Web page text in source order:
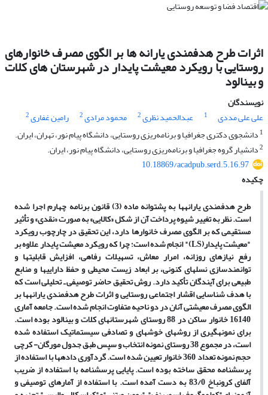
اثرات طرح هدفمندی یارانه ها بر الگوی مصرف خانوارهای
روستایی با رویکرد معیشت پایدار در شهرستان های کلات
و بینالود
نویسندگان
علی علی مددی
1 عبدالحمید نظری2 محمود مرادی2 رامین غفاری2
1 دانشجوی دکتری جغرافیا و برنامه‌ریزی روستایی، دانشگاه پیام نور، تهران، ایران.
2دانشیار گروه جغرافیا و برنامه‌ریزی روستایی، دانشگاه پیام نور، ایران.
10.18869/acadpub.serd.5.16.97
چکیده
طرح هدفمندی یارانه­ها به پشتوانه ماده (3) قانون برنامه چهارم اجرا شده
است. نظر به تغییر شیوه پرداخت آن از شکل «کالایی» به صورت «نقدی» و تأثیر
مستقیمی که بر الگوی مصرف خانوارها دارد، این تحقیق در چارچوب رویکرد
"معیشت پایدار(LS)" انجام شده است؛ چرا که رویکرد معیشت پایدار علاوه بر
رفع نیازهای روزانه، امرار معاش، تسهیلات رفاهی، افزایش قابلیت­ها و
توانمندسازی نسل­های کنونی، بر ابعاد زیست محیطی و حفظ دارایی­ها و منابع
طبیعی برای آیندگان تأکید دارد. روش تحقیق حاضر توصیفی ـ تحلیلی است که
با هدف شناسایی اقشار اجتماعی روستایی و اثرات طرح هدفمندی یارانه­ها بر
الگوی مصرف معیشتی آنان در دو ناحیه متفاوت انجام شده است. جامعه آماری
16140 خانوار ساکن در 88 روستای شهرستان­های کلات و بینالود بوده است.
برای نمونه­گیری از روش­های خوشه­ای و تصادفی سیستماتیک استفاده شده
است، در مجموع 38 روستای نمونه انتخاب و سپس طبق جدول مورگان- کرچی
حجم نمونه تعداد 360 خانوار تعیین شده است. گردآوری داده­ها با استفاده از
پرسشنامه محقق ساخته بوده است. پایایی پرسشنامه با استفاده از ضریب
آلفای کرونباخ 83/0 به دست آمده است. با استفاده از آمارهای توصیفی و